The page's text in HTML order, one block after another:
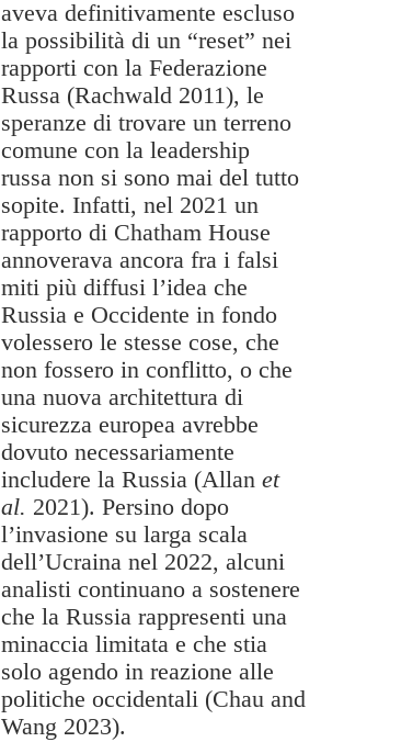
aveva definitivamente escluso
la possibilità di un “reset” nei
rapporti con la Federazione
Russa (Rachwald 2011), le
speranze di trovare un terreno
comune con la leadership
russa non si sono mai del tutto
sopite. Infatti, nel 2021 un
rapporto di Chatham House
annoverava ancora fra i falsi
miti più diffusi l’idea che
Russia e Occidente in fondo
volessero le stesse cose, che
non fossero in conflitto, o che
una nuova architettura di
sicurezza europea avrebbe
dovuto necessariamente
includere la Russia (Allan et
al. 2021). Persino dopo
l’invasione su larga scala
dell’Ucraina nel 2022, alcuni
analisti continuano a sostenere
che la Russia rappresenti una
minaccia limitata e che stia
solo agendo in reazione alle
politiche occidentali (Chau and
Wang 2023).